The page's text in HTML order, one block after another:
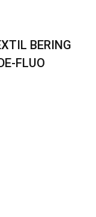
BERING
FLUO